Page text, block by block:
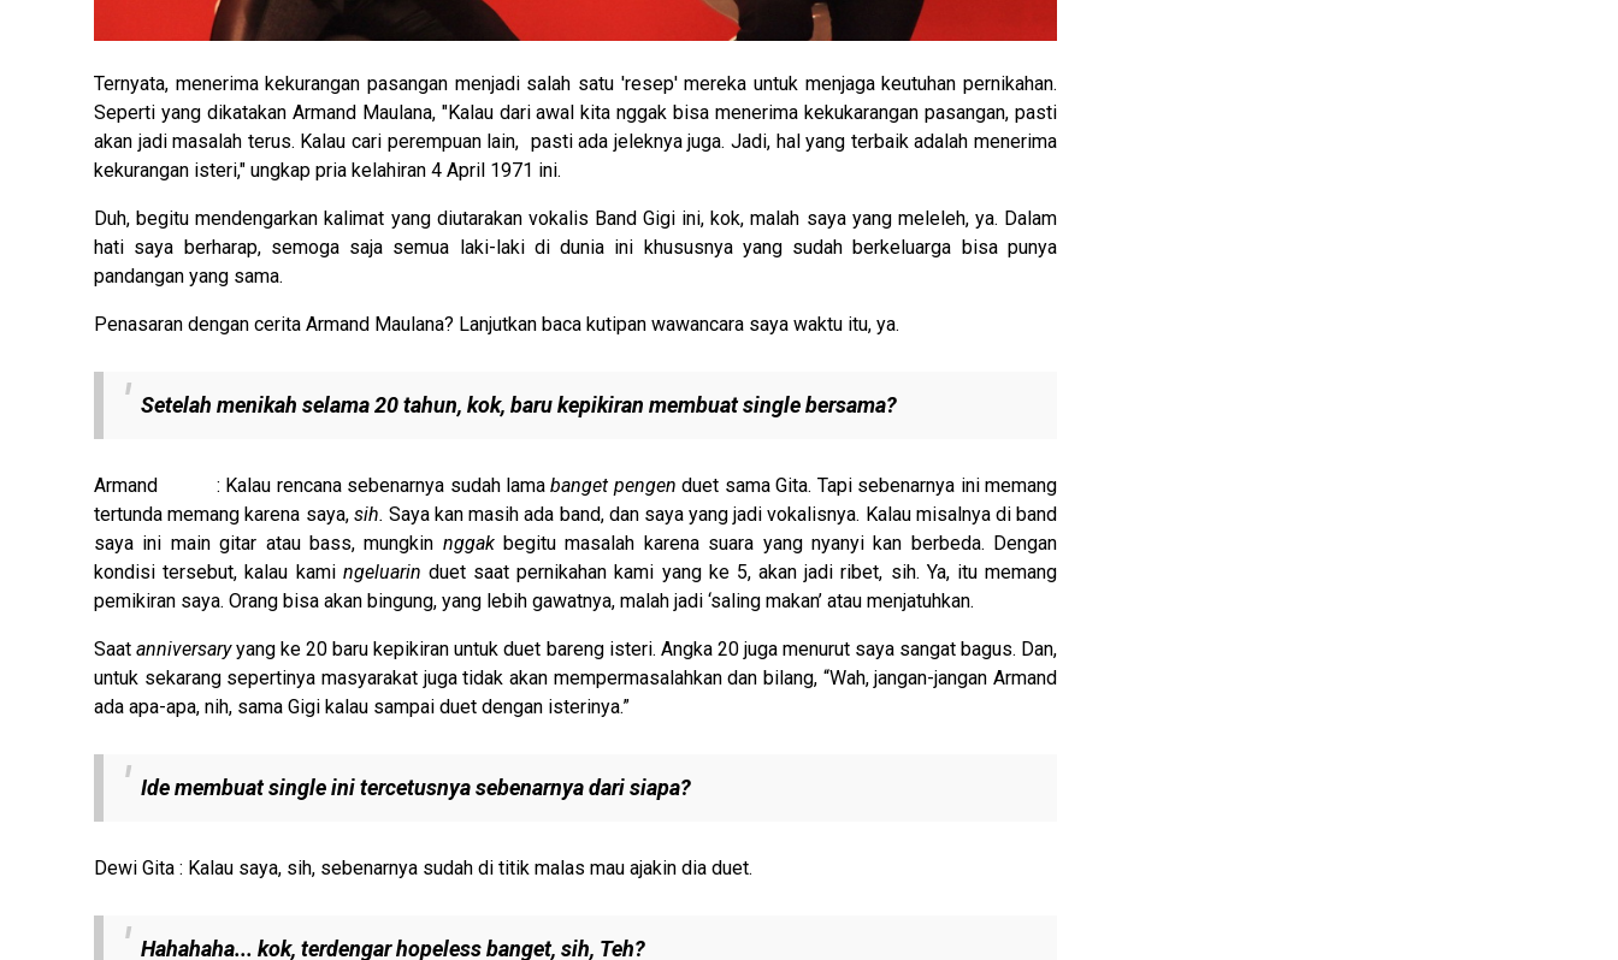
Ternyata, menerima kekurangan pasangan menjadi salah satu 'resep' mereka untuk menjaga keutuhan pernikahan.
Seperti yang dikatakan Armand Maulana, "Kalau dari awal kita nggak bisa menerima kekukarangan pasangan, pasti
akan jadi masalah terus. Kalau cari perempuan lain, pasti ada jeleknya juga. Jadi, hal yang terbaik adalah menerima
kekurangan isteri," ungkap pria kelahiran 4 April 1971 ini.
Duh, begitu mendengarkan kalimat yang diutarakan vokalis Band Gigi ini, kok, malah saya yang meleleh, ya. Dalam
hati saya berharap, semoga saja semua laki-laki di dunia ini khususnya yang sudah berkeluarga bisa punya
pandangan yang sama.
Penasaran dengan cerita Armand Maulana? Lanjutkan baca kutipan wawancara saya waktu itu, ya.
Setelah menikah selama 20 tahun, kok, baru kepikiran membuatsinglebersama?
Armand : Kalau rencana sebenarnya sudah lamabanget pengen duet sama Gita. Tapi sebenarnya ini memang
tertunda memang karena saya, sih. Saya kan masih ada band, dan saya yang jadi vokalisnya. Kalau misalnya di band
saya ini main gitar atau bass, mungkin nggakbegitu masalah karena suara yang nyanyi kan berbeda. Dengan
kondisi tersebut, kalau kami ngeluarin duet saat pernikahan kami yang ke 5, akan jadi ribet, sih. Ya, itu memang
pemikiran saya. Orang bisa akan bingung, yang lebih gawatnya, malah jadi ‘saling makan’ atau menjatuhkan.
Saatanniversaryyang ke 20 baru kepikiran untuk duet bareng isteri. Angka 20 juga menurut saya sangat bagus. Dan,
untuk sekarang sepertinya masyarakat juga tidak akan mempermasalahkan dan bilang, “Wah, jangan-jangan Armand
ada apa-apa, nih, sama Gigi kalau sampai duet dengan isterinya.”
Ide membuatsingleini tercetusnya sebenarnya dari siapa?
Dewi Gita : Kalau saya, sih, sebenarnya sudah di titik malas mau ajakin dia duet.
Hahahaha... kok, terdengarhopeless banget, sih, Teh?